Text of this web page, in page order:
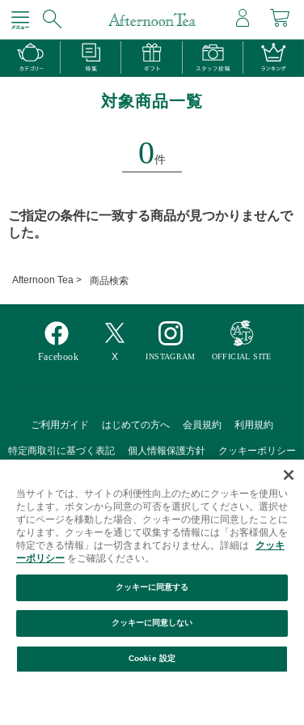
対象商品一覧
0件
絞り込み 並び替え
ご指定の条件に一致する商品が見つかりませんで
した。
Afternoon Tea > 商品検索
ご利用ガイド はじめての方へ 会員規約 利用規約
特定商取引に基づく表記 個人情報保護方針 クッキーポリシー
Afternoon Tea(アフタヌーンティー)公式オンラインストアで
は、
キッチン・ダイニングなどの生活雑貨、紅茶・焼き菓子など、
毎日新商品をご用意しています。
当サイトでは、サイトの利便性向上のためにクッキーを使用い
たします。ボタンから同意の可否を選択してください。選択せ
ずにページを移動した場合、クッキーの使用に同意したことに
なります。クッキーを通じて収集する情報には「お客様個人を
特定できる情報」は一切含まれておりません。詳細は
クッキ
ーポリシー をご確認ください。
Cookie 設定
クッキーに同意しない
クッキーに同意する